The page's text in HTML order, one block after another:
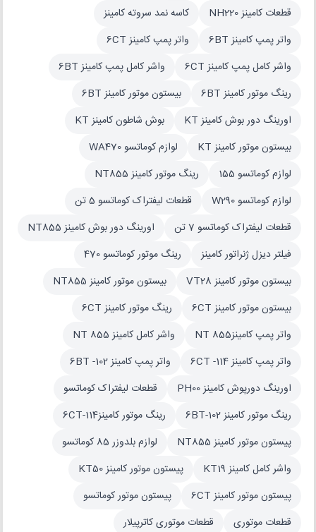
قطعات کامینز NH220
کاسه نمد سروته کامینز
واتر پمپ کامینز 6BT
واتر پمپ کامینز 6CT
واشر کامل پمپ کامینز 6CT
واشر کامل پمپ کامینز 6BT
رینگ موتور کامینز 6BT
بیستون موتور کامینز 6BT
اورینگ دور بوش کامینز KT
بوش شاطون کامینز KT
بیستون موتور کامینز KT
لوازم کوماتسو WA470
لوازم کوماتسو 155
رینگ موتور کامینز NT855
لوازم کوماتسو W290
قطعات لیفتراک کوماتسو 5 تن
قطعات لیفتراک کوماتسو 7 تن
اورینگ دور بوش کامینز NT855
فیلتر دیزل ژنراتور کامینز
رینگ موتور کوماتسو 470
بیستون موتور کامینز VT28
بیستون موتور کامینز NT855
بیستون موتور کامینز 6CT
رینگ موتور کامینز 6CT
واتر پمپ کامینزNT 855
واشر کامل کامینز NT 855
واتر پمپ کامینز 6CT -114
واتر پمپ کامینز 6BT -102
اورینگ دورپوش کامینز PH00
قطعات لیفتراک کوماتسو
رینگ موتور کامینز 102-6BT
رینگ موتور کامینز114-6CT
پیستون موتور کامینز NT855
لوازم بلدوزر 85 کوماتسو
واشر کامل کامینز KT19
پیستون موتور کامینز KT50
پیستون موتور کامینز 6CT
پیستون موتور کوماتسو
قطعات موتوری
قطعات موتوری کاترپیلار